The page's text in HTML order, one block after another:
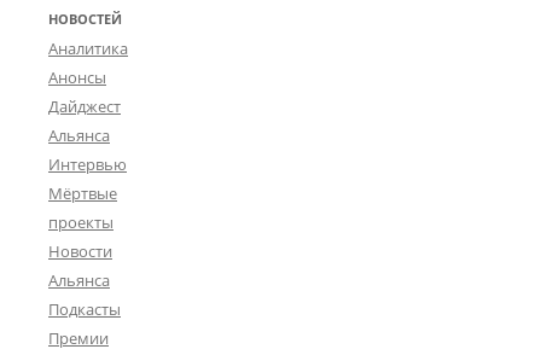
НОВОСТЕЙ
Аналитика
Анонсы
Дайджест
Альянса
Интервью
Мёртвые
проекты
Новости
Альянса
Подкасты
Премии